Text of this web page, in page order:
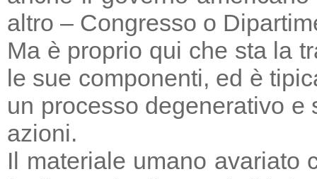
altro – Congresso o
Ma è proprio qui che sta la
le sue componenti, ed è
un processo degenerativo
azioni.
Il materiale umano avariato